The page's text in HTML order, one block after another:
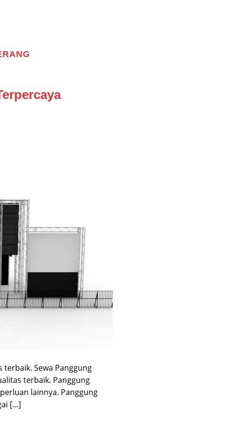
Sewa Panggung
terbaik. Panggung
lainnya. Panggung
[…]